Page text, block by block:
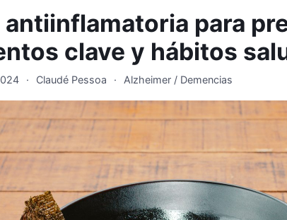
antiinflamatoria para
clave y hábitos
· Claudé Pessoa · Alzheimer / Demencias